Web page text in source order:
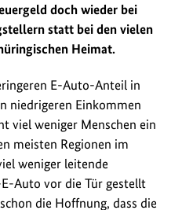
doch wieder bei
statt bei den vielen
Heimat.
E-Auto-Anteil in
niedrigeren Einkommen
viel weniger Menschen ein
meisten Regionen im
weniger leitende
Auto vor die Tür gestellt
die Hoffnung, dass die